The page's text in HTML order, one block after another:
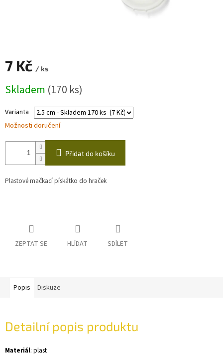
Návody
Napište
Provizní
systém
Přihlášení
7 Kč / ks
cena:
Skladem (170 ks)
Varianta
Možnosti doručení
Přidat do košíku
Plastové mačkací pískátko do hraček
ZEPTAT SE HLÍDAT SDÍLET
Popis Diskuze
Detailní popis produktu
Materiál: plast